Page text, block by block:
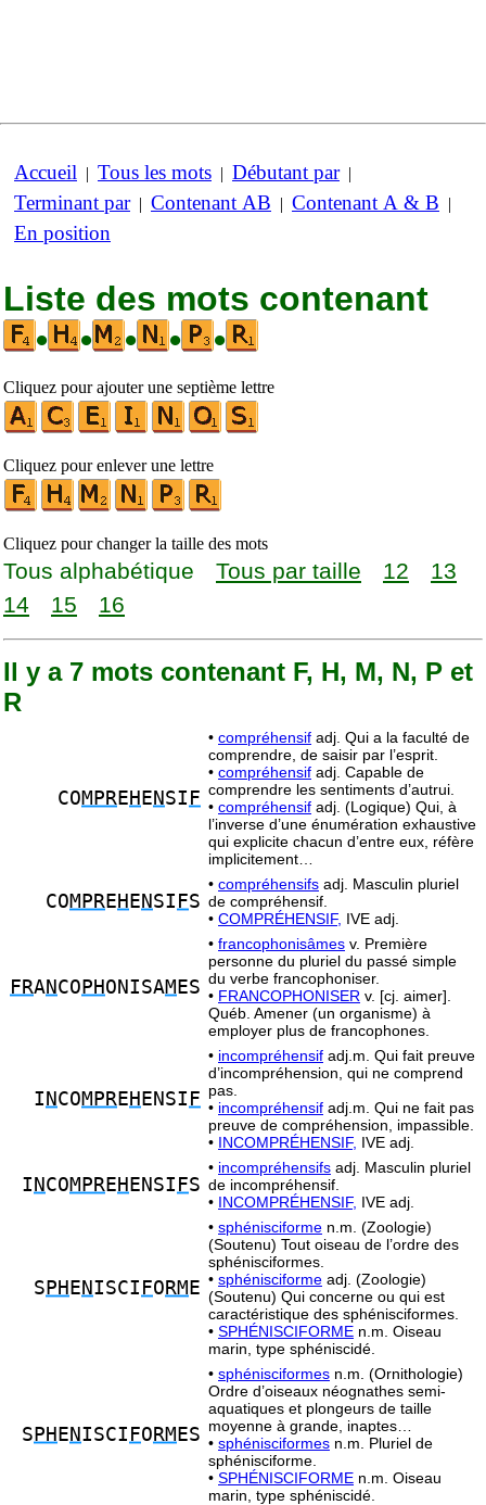
Accueil | Tous les mots | Débutant par|
Terminant par| Contenant AB | Contenant A & B |
En position
Liste des mots contenant
•
• • • •
Cliquez pour ajouter une septième lettre
Cliquez pour enlever une lettre
Cliquez pour changer la taille des mots
Tous alphabétique Tous par taille 12
13
14
15 16
Il y a 7 mots contenant F, H, M, N, P et
R
COMPRE H E N SI F
• compréhensif adj. Qui a la faculté de
comprendre, de saisir par l’esprit.
• compréhensif adj. Capable de
comprendre les sentiments d’autrui.
• compréhensif adj. (Logique) Qui, à
l’inverse d’une énumération exhaustive
qui explicite chacun d’entre eux, réfère
implicitement…
COMPRE H E N SI FS
• compréhensifs adj. Masculin pluriel
de compréhensif.
• COMPRÉHENSIF, IVE adj.
FRAN CO PH ONISAM ES
• francophonisâmes v. Première
personne du pluriel du passé simple
du verbe francophoniser.
• FRANCOPHONISER v. [cj. aimer].
Québ. Amener (un organisme) à
employer plus de francophones.
I N COMPRE H ENSI F
• incompréhensif adj.m. Qui fait preuve
d’incompréhension, qui ne comprend
pas.
• incompréhensif adj.m. Qui ne fait pas
preuve de compréhension, impassible.
• INCOMPRÉHENSIF, IVE adj.
I N COMPRE H ENSI FS
• incompréhensifs adj. Masculin pluriel
de incompréhensif.
• INCOMPRÉHENSIF, IVE adj.
S PH E N ISCI FO RM E
• sphénisciforme n.m. (Zoologie)
(Soutenu) Tout oiseau de l’ordre des
sphénisciformes.
• sphénisciforme adj. (Zoologie)
(Soutenu) Qui concerne ou qui est
caractéristique des sphénisciformes.
• SPHÉNISCIFORME n.m. Oiseau
marin, type sphéniscidé.
S PH E N ISCI FO RM ES
• sphénisciformes n.m. (Ornithologie)
Ordre d’oiseaux néognathes semi-
aquatiques et plongeurs de taille
moyenne à grande, inaptes…
• sphénisciformes n.m. Pluriel de
sphénisciforme.
• SPHÉNISCIFORME n.m. Oiseau
marin, type sphéniscidé.